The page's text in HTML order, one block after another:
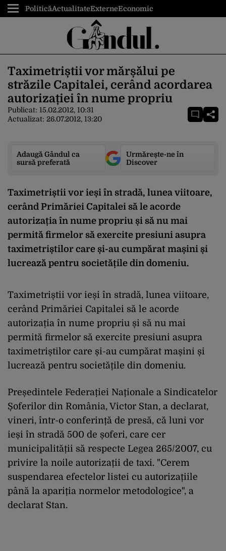
PoliticăActualitateExterneEconomic
Taximetriștii vor mărșălui pe
străzile Capitalei, cerând acordarea
autorizației în nume propriu
Publicat: 15.02.2012, 10:31
Actualizat: 26.07.2012, 13:20
Adaugă Gândul ca
sursă preferată
Urmărește-ne în
Discover
Taximetriștii vor ieși în stradă, lunea viitoare,
cerând Primăriei Capitalei să le acorde
autorizația în nume propriu și să nu mai
permită firmelor să exercite presiuni asupra
taximetriștilor care și-au cumpărat mașini și
lucrează pentru societățile din domeniu.
Taximetriștii vor ieși în stradă, lunea viitoare,
cerând Primăriei Capitalei să le acorde
autorizația în nume propriu și să nu mai
permită firmelor să exercite presiuni asupra
taximetriștilor care și-au cumpărat mașini și
lucrează pentru societățile din domeniu.
Președintele Federației Naționale a Sindicatelor
Șoferilor din România, Victor Stan, a declarat,
vineri, într-o conferință de presă, că luni vor
ieși în stradă 500 de șoferi, care cer
municipalității să respecte Legea 265/2007, cu
privire la noile autorizații de taxi. "Cerem
suspendarea efectelor listei cu autorizațiile
până la apariția normelor metodologice", a
declarat Stan.